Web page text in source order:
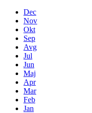
Dec
Nov
Okt
Sep
Avg
Jul
Jun
Maj
Apr
Mar
Feb
Jan